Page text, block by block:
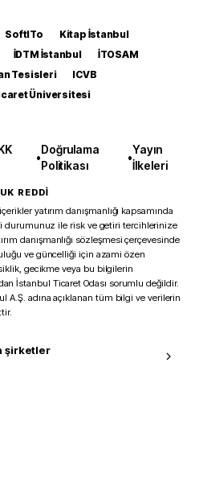
SoftITo
Kitap İstanbul
İDTM İstanbul
İTOSAM
Tesisleri
ICVB
Üniversitesi
•
Doğrulama
Politikası
•
Yayın
İlkeleri
REDDİ
yatırım danışmanlığı kapsamında
durumunuz ile risk ve getiri tercihlerinize
danışmanlığı sözleşmesi çerçevesinde
ve güncelliği için azami özen
gecikme veya bu bilgilerin
İstanbul Ticaret Odası sorumlu değildir.
A.Ş. adına açıklanan tüm bilgi ve verilerin
şirketler